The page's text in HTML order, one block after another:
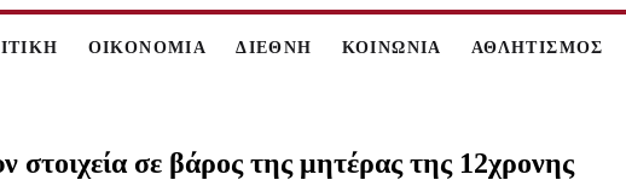
ΟΙΚΟΝΟΜΙΑ ΔΙΕΘΝΗ ΚΟΙΝΩΝΙΑ ΑΘΛΗΤΙΣΜΟΣ
σε βάρος της μητέρας της 12χρονης